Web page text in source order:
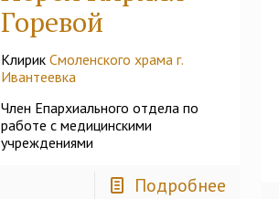
Горевой
КлирикСмоленского храма г.
Ивантеевка
Член Епархиального отдела по
работе с медицинскими
учреждениями
Подробнее